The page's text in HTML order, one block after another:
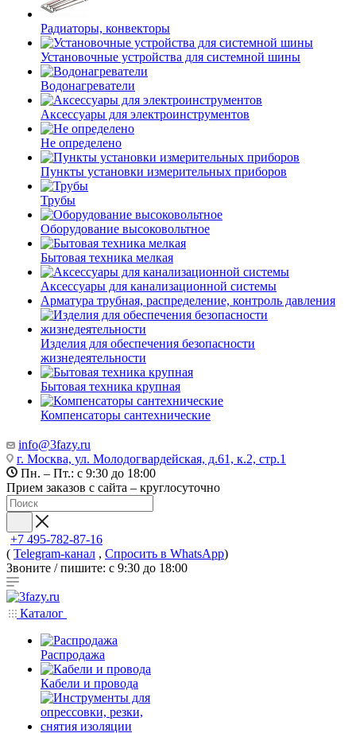
Радиаторы, конвекторы
Установочные устройства для системной шины
Водонагреватели
Аксессуары для электроинструментов
Не определено
Пункты установки измерительных приборов
Трубы
Оборудование высоковольтное
Бытовая техника мелкая
Аксессуары для канализационной системы
Арматура трубная, распределение, контроль давления
Изделия для обеспечения безопасности
жизнедеятельности
Бытовая техника крупная
Компенсаторы сантехнические
info@3fazy.ru
г. Москва, ул. Молодогвардейская, д.61, к.2, стр.1
Пн. – Пт.: с 9:30 до 18:00
Прием заказов с сайта – круглосуточно
+7 495-782-87-16
( Telegram-канал , Спросить в WhatsApp)
Звоните / пишите: с 9:30 до 18:00
Каталог
Распродажа
Кабели и провода